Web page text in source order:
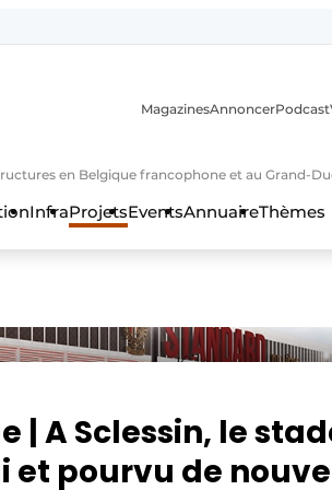
en Belgique francophone et au Grand-
MagazinesAnnoncerPodcast
InfraProjetsEventsAnnuaireThèmes
| A Sclessin, le
et pourvu de